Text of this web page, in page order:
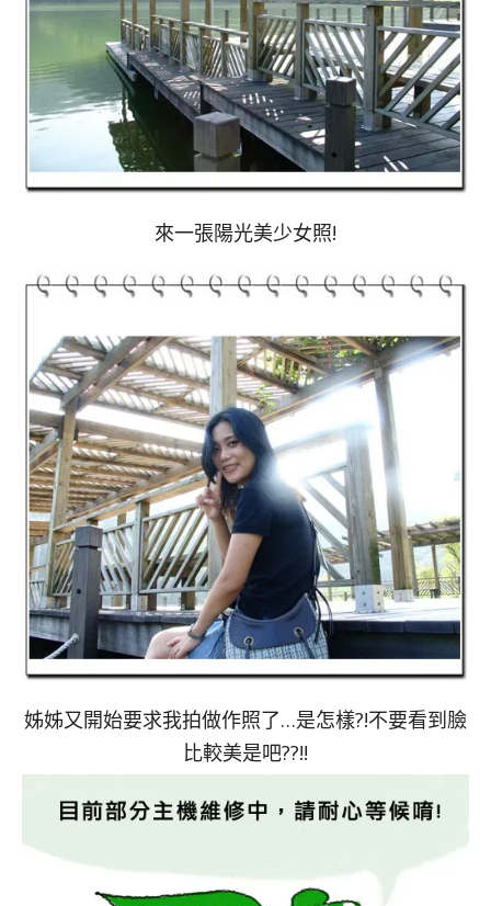
來一張陽光美少女照!
姊姊又開始要求我拍做作照了…是怎樣?!不要看到臉
比較美是吧??!!